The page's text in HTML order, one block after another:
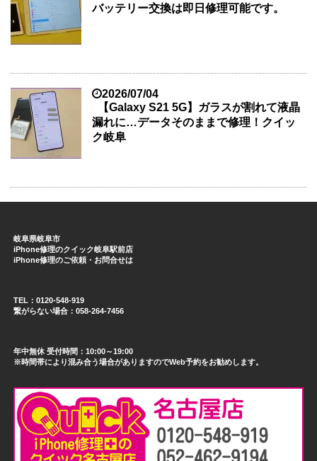
バッテリー交換は即日修理可能です。
2026/07/04
【Galaxy S21 5G】ガラスが割れて液晶
漏れに…データそのままで修理！クイッ
ク岐阜
岐阜県岐阜市
iPhone修理のクイック岐阜駅前店
iPhone修理のご依頼・お問合せは
TEL：0120-548-919
繋がらない場合：058-264-7456
年中無休 受付時間：10:00～19:00
※時間帯により混み合う場合がありますのでWeb予約をお勧めします。